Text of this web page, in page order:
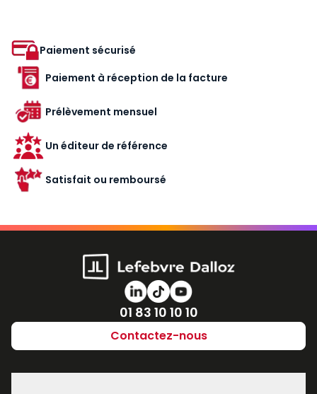
Paiement sécurisé
Paiement à réception de la facture
Prélèvement mensuel
Un éditeur de référence
Satisfait ou remboursé
Numéro de téléphone
01 83 10 10 10
Contactez-nous